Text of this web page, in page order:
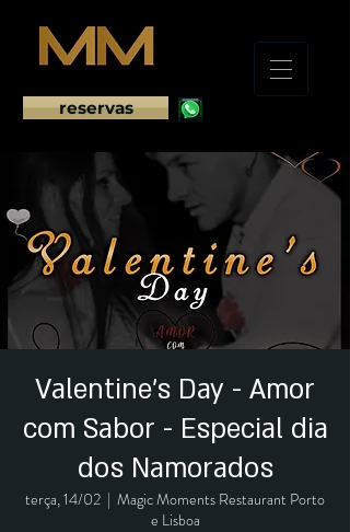
reservas
Valentine's Day - Amor
com Sabor - Especial dia
dos Namorados
terça, 14/02
  |
Magic Moments Restaurant Porto
e Lisboa